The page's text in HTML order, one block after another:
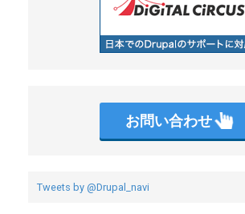
お問い合わせ
Tweets by @Drupal_navi